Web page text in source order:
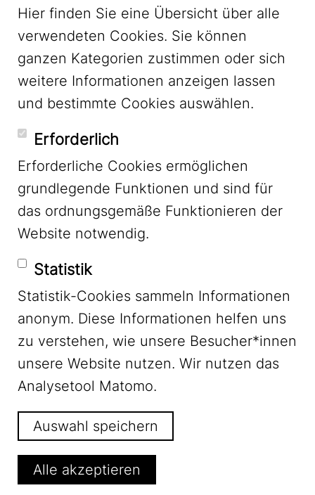
Stadtquartiere im
umgestalten (TuneOurBlock)
Hier finden Sie eine Übersicht über alle
verwendeten Cookies. Sie können
ganzen Kategorien zustimmen oder sich
weitere Informationen anzeigen lassen
und bestimmte Cookies auswählen.
Erforderlich
Erforderliche Cookies ermöglichen
grundlegende Funktionen und sind für
das ordnungsgemäße Funktionieren der
Website notwendig.
Statistik
Statistik-Cookies sammeln Informationen
anonym. Diese Informationen helfen uns
zu verstehen, wie unsere Besucher*innen
unsere Website nutzen. Wir nutzen das
Analysetool Matomo.
Auswahl speichern
Alle akzeptieren